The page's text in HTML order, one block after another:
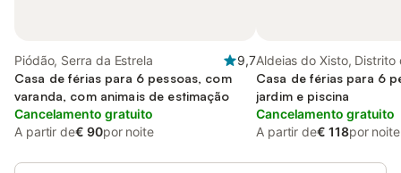
Piódão, Serra da Estrela
9,7
Casa de férias para 6 pessoas, com
varanda, com animais de estimação
Cancelamento gratuito
A partir de€ 90por noite
Aldeias do Xisto, Distrito
Coimbra
Casa de férias para 6
jardim e piscina
Cancelamento gratuito
A partir de€ 118por noite